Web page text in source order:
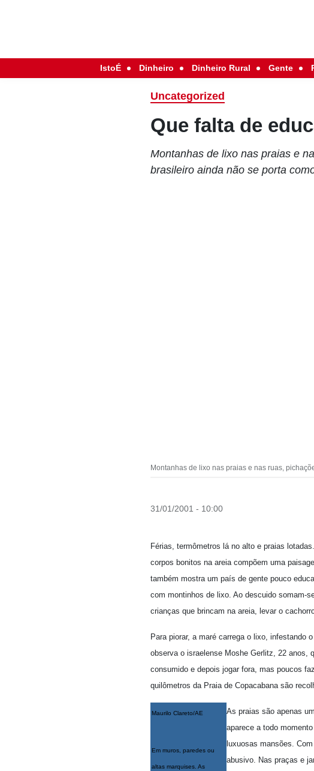
IstoÉ Dinheiro Dinheiro Rural Gente
Uncategorized
Que falta de
Montanhas de lixo nas praias e
brasileiro ainda não se porta
Montanhas de lixo nas praias e nas ruas,
31/01/2001 - 10:00
Férias, termômetros lá no alto e praias
corpos bonitos na areia compõem uma
também mostra um país de gente pouco
com montinhos de lixo. Ao descuido somam-
crianças que brincam na areia, levar o
Para piorar, a maré carrega o lixo, infestando
observa o israelense Moshe Gerlitz, 22 anos,
consumido e depois jogar fora, mas poucos
quilômetros da Praia de Copacabana são
Maurilo Clareto/AE
Em muros, paredes ou
altas marquises. As
As praias são apenas
aparece a todo
luxuosas mansões.
abusivo. Nas praças e